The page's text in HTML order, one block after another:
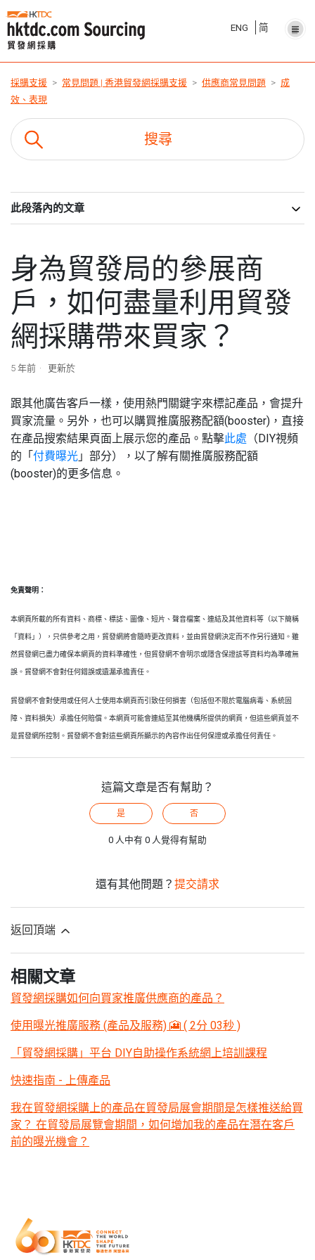
ENG 简
採購支援 常見問題 | 香港貿發網採購支援 供應商常見問題
成
效、表現
此段落內的文章
身為貿發局的參展商
戶，如何盡量利用貿發
網採購帶來買家？
5 年前 更新於
跟其他廣告客戶一樣，使用熱門關鍵字來標記產品，會提升
買家流量。另外，也可以購買推廣服務配額(booster)，直接
在產品搜索結果頁面上展示您的產品。點擊此處 （DIY視頻
的「付費曝光 」部分），以了解有關推廣服務配額
(booster)的更多信息。
免責聲明：
本網頁所載的所有資料、商標、標誌、圖像、短片、聲音檔案、連結及其他資料等（以下簡稱
「資料」），只供參考之用，貿發網將會隨時更改資料，並由貿發網決定而不作另行通知。雖
然貿發網已盡力確保本網頁的資料準確性，但貿發網不會明示或隱含保證該等資料均為準確無
誤。貿發網不會對任何錯誤或遺漏承擔責任。
貿發網不會對使用或任何人士使用本網頁而引致任何損害（包括但不限於電腦病毒、系統固
障、資料損失）承擔任何賠償。本網頁可能會連結至其他機構所提供的網頁，但這些網頁並不
是貿發網所控制。貿發網不會對這些網頁所顯示的內容作出任何保證或承擔任何責任。
這篇文章是否有幫助？
是 否
0 人中有 0 人覺得有幫助
還有其他問題？ 提交請求
返回頂端
相關文章
貿發網採購如何向買家推廣供應商的產品？
使用曝光推廣服務 (產品及服務) 🎦 ( 2分 03秒 )
「貿發網採購」平台 DIY自助操作系統網上培訓課程
快速指南 - 上傳產品
我在貿發網採購上的產品在貿發局展會期間是怎樣推送給買
家？ 在貿發局展覽會期間，如何增加我的產品在潛在客戶
前的曝光機會？